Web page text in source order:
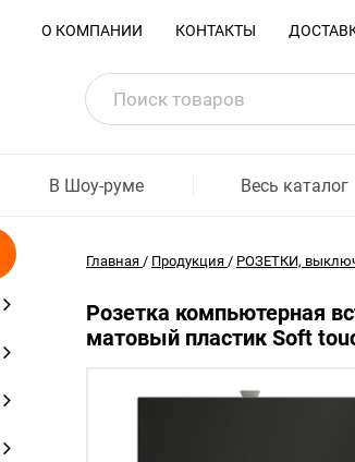
О КОМПАНИИ КОНТАКТЫ
В Шоу-руме Весь каталог
Главная / Продукция / РОЗЕТКИ,
Розетка компьютерная
матовый пластик Soft